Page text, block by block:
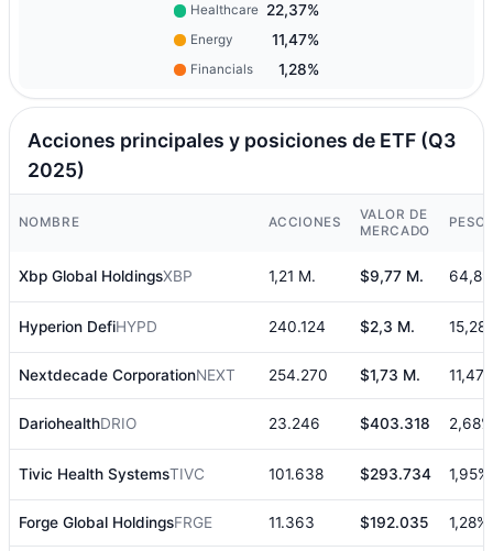
Healthcare 22,37%
Energy 11,47%
Financials 1,28%
Acciones principales y posiciones de ETF (Q3
2025)
NOMBRE ACCIONES
VALOR DE
MERCADO
PESO
Xbp Global HoldingsXBP 1,21 M. $9,77 M.
Hyperion DefiHYPD 240.124 $2,3 M.
Nextdecade CorporationNEXT 254.270 $1,73 M.
DariohealthDRIO 23.246 $403.318 2,68%
Tivic Health SystemsTIVC 101.638 $293.734 1,95%
Forge Global HoldingsFRGE 11.363 $192.035 1,28%